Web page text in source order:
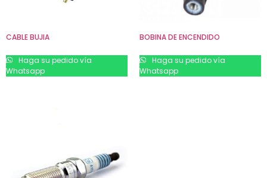
CABLE BUJIA
Haga su pedido vía
Whatsapp
BOBINA DE ENCENDIDO
Haga su pedido vía
Whatsapp